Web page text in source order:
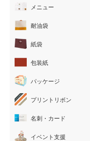
メニュー
耐油袋
紙袋
包装紙
パッケージ
プリントリボン
名刺・カード
イベント支援